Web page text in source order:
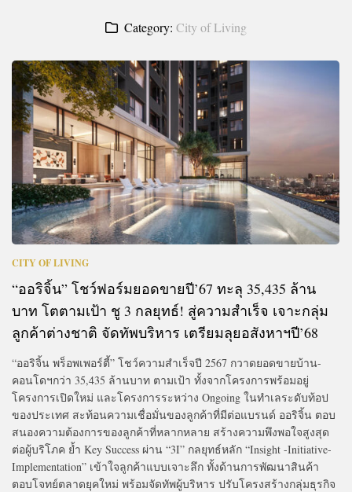
Category: City of Living
CITY OF LIVING
“ออริจิ้น” โชว์ฟอร์มยอดขายปี’67 ทะลุ 35,435 ล้าน
บาท โตตามเป้า ชู 3 กลยุทธ์! สู่ความสำเร็จ เจาะกลุ่ม
ลูกค้าต่างชาติ จัดทัพบริหาร เตรียมลุยอสังหาฯปี’68
“ออริจิ้น พร็อพเพอร์ตี้” โชว์ความสำเร็จปี 2567 กวาดยอดขายบ้าน-
คอนโดฯกว่า 35,435 ล้านบาท ตามเป้า ทั้งจากโครงการพร้อมอยู่
โครงการเปิดใหม่ และโครงการระหว่าง Ongoing ในทำเลระดับท้อป
ของประเทศ สะท้อนความเชื่อมั่นของลูกค้าที่มีต่อแบรนด์ ออริจิ้น ตอบ
สนองความต้องการของลูกค้าที่หลากหลาย สร้างความพึงพอใจสูงสุด
ต่อผู้บริโภค ย้ำ Key Success ผ่าน “3I” กลยุทธ์หลัก “Insight -Initiative-
Implementation” เข้าใจลูกค้าแบบเจาะลึก ทั้งด้านการพัฒนาสินค้า
ตอบโจทย์ตลาดยุคใหม่ พร้อมจัดทัพผู้บริหาร ปรับโครงสร้างกลุ่มธุรกิจ